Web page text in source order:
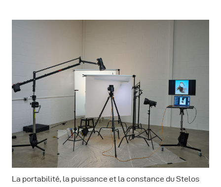
La portabilité, la puissance et la constance du Stelos